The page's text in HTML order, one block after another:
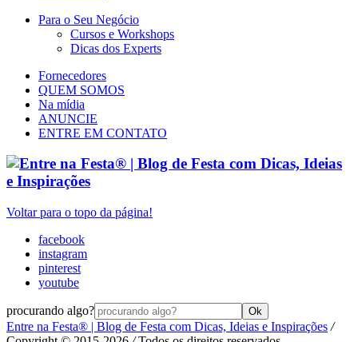
Para o Seu Negócio
Cursos e Workshops
Dicas dos Experts
Fornecedores
QUEM SOMOS
Na mídia
ANUNCIE
ENTRE EM CONTATO
Voltar para o topo da página!
facebook
instagram
pinterest
youtube
procurando algo? Ok
Entre na Festa® | Blog de Festa com Dicas, Ideias e Inspirações /